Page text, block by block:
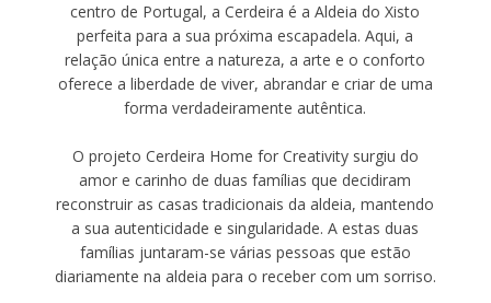
centro de Portugal, a Cerdeira é a Aldeia do Xisto
perfeita para a sua próxima escapadela. Aqui, a
relação única entre a natureza, a arte e o conforto
oferece a liberdade de viver, abrandar e criar de uma
forma verdadeiramente autêntica.
O projeto Cerdeira Home for Creativity surgiu do
amor e carinho de duas famílias que decidiram
reconstruir as casas tradicionais da aldeia, mantendo
a sua autenticidade e singularidade. A estas duas
famílias juntaram-se várias pessoas que estão
diariamente na aldeia para o receber com um sorriso.